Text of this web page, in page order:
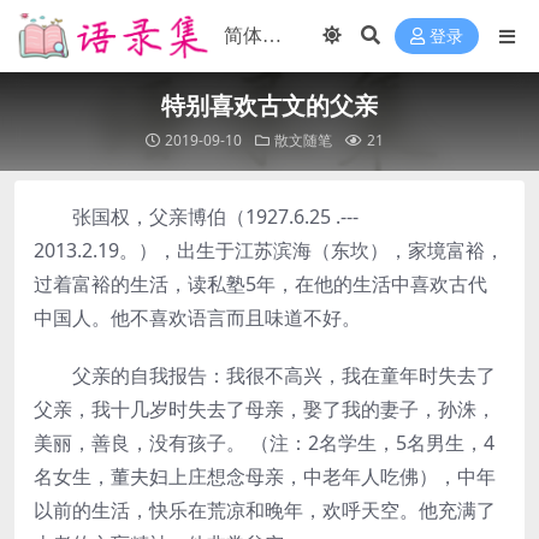
登录
特别喜欢古文的父亲
2019-09-10 散文随笔 21
张国权，父亲博伯（1927.6.25 .---
2013.2.19。），出生于江苏滨海（东坎），家境富裕，
过着富裕的生活，读私塾5年，在他的生活中喜欢古代
中国人。他不喜欢语言而且味道不好。
父亲的自我报告：我很不高兴，我在童年时失去了
父亲，我十几岁时失去了母亲，娶了我的妻子，孙洙，
美丽，善良，没有孩子。 （注：2名学生，5名男生，4
名女生，董夫妇上庄想念母亲，中老年人吃佛），中年
以前的生活，快乐在荒凉和晚年，欢呼天空。他充满了